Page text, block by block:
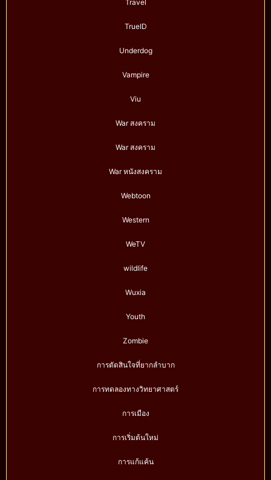
Travel
TrueID
Underdog
Vampire
Viu
War สงคราม
War สงคราม
War หนังสงคราม
Webtoon
Western
WeTV
wildlife
Wuxia
Youth
Zombie
การตัดสินใจที่ยากลำบาก
การทดลองทางวิทยาศาสตร์
การเมือง
การเริ่มต้นใหม่
การแก้แค้น